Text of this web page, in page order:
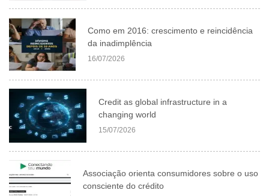
Como em 2016: crescimento e reincidência
da inadimplência
16/07/2026
Credit as global infrastructure in a
changing world
15/07/2026
Associação orienta consumidores sobre o uso
consciente do crédito